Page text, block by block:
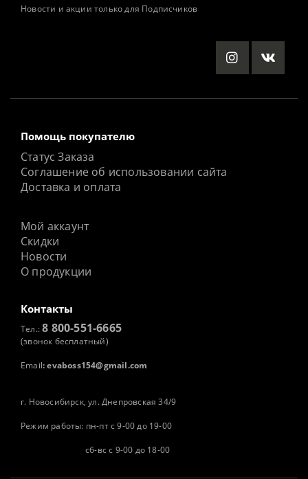
Новости и акции только для Подписчиков
Помощь покупателю
Статус Заказа
Соглашение об использовании сайта
Доставка и оплата
Мой аккаунт
Скидки
Новости
О продукции
Контакты
Тел.:8 800-551-6665
(звонок бесплатный)
Email: evaboss154@gmail.com
г. Новосибирск, ул. Днепровская 34/9
Режим работы: пн-пт с 9-00 до 19-00
сб-вс с 9-00 до 18-00